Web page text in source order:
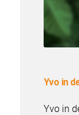
Yvo in
Yvo in